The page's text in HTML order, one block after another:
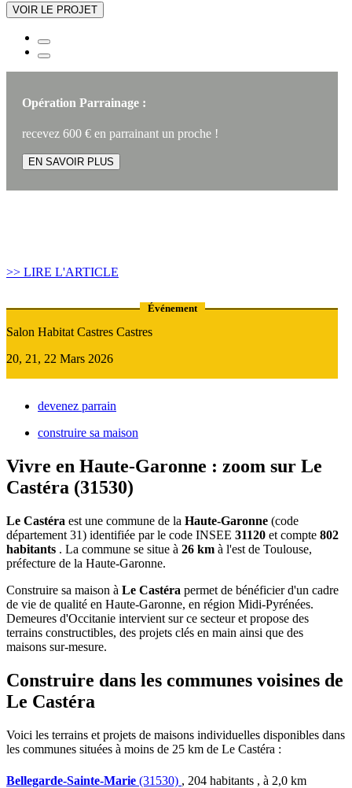
VOIR LE PROJET
Opération Parrainage :
recevez 600 € en parrainant un proche !
EN SAVOIR PLUS
>> LIRE L'ARTICLE
Événement
Salon Habitat Castres Castres
20, 21, 22 Mars 2026
devenez parrain
construire sa maison
Vivre en Haute-Garonne : zoom sur Le
Castéra (31530)
Le Castéra est une commune de la Haute-Garonne (code
département 31) identifiée par le code INSEE 31120 et compte 802
habitants . La commune se situe à 26 km à l'est de Toulouse,
préfecture de la Haute-Garonne.
Construire sa maison à Le Castéra permet de bénéficier d'un cadre
de vie de qualité en Haute-Garonne, en région Midi-Pyrénées.
Demeures d'Occitanie intervient sur ce secteur et propose des
terrains constructibles, des projets clés en main ainsi que des
maisons sur-mesure.
Construire dans les communes voisines de
Le Castéra
Voici les terrains et projets de maisons individuelles disponibles dans
les communes situées à moins de 25 km de Le Castéra :
Bellegarde-Sainte-Marie (31530) , 204 habitants , à 2,0 km